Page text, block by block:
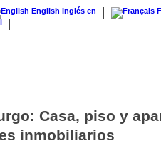
English Inglés en
Casa, piso y
inmobiliarios